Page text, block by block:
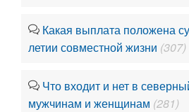
Какая выплата положена
летии совместной жизни (307)
Что входит и нет в
мужчинам и женщинам (281)